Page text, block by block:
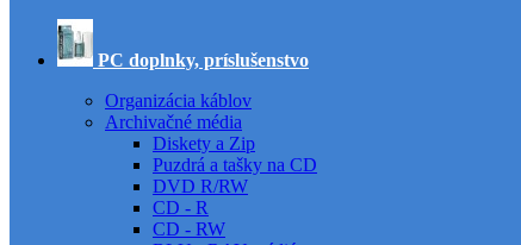
PC doplnky, príslušenstvo
Organizácia káblov
Archivačné média
Diskety a Zip
Puzdrá a tašky na CD
DVD R/RW
CD - R
CD - RW